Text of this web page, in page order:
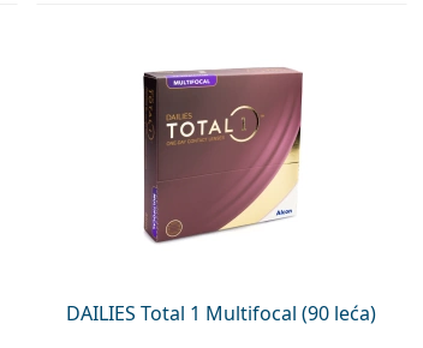
DAILIES Total 1 Multifocal (90 leća)